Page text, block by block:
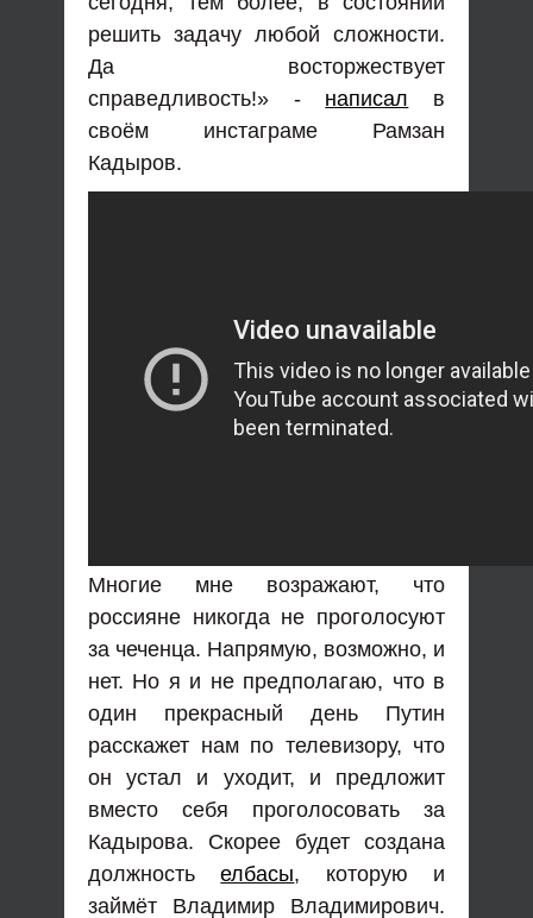
решить задачу любой сложности.
Да восторжествует
справедливость!» - написал в
своём инстаграме Рамзан
Кадыров.
Многие мне возражают, что
россияне никогда не проголосуют
за чеченца. Напрямую, возможно, и
нет. Но я и не предполагаю, что в
один прекрасный день Путин
расскажет нам по телевизору, что
он устал и уходит, и предложит
вместо себя проголосовать за
Кадырова. Скорее будет создана
должностьелбасы, которую и
займёт Владимир Владимирович.